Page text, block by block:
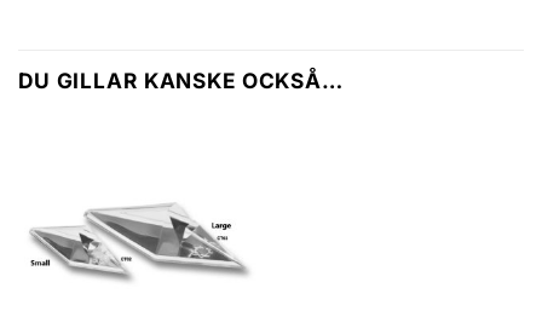
DU GILLAR KANSKE OCKSÅ…